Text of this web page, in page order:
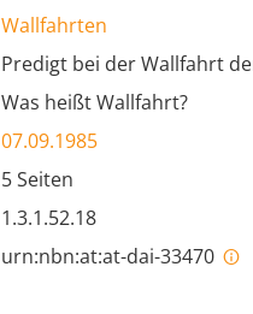
Wallfahrten
Predigt bei der Wallfahrt
Was heißt Wallfahrt?
07.09.1985
5 Seiten
1.3.1.52.18
urn:nbn:at:at-dai-33470